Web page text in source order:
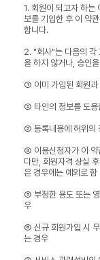
1. 회원이 되고자 하는
보를 기입한 후 이 약
합니다.
2. "회사"는 다음의 각
을 하지 않거나, 승인
① 이미 가입된 회원과
② 타인의 정보를 도용
③ 등록내용에 허위의
④ 이용신청자가 이 약
다만, 회원자격 상실
은 경우에는 예외로 함
⑤ 부정한 용도 또는
우
⑥ 신규 회원가입 시
는 경우